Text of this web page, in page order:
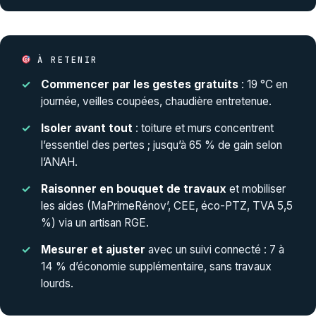
À RETENIR
Commencer par les gestes gratuits : 19 °C en
journée, veilles coupées, chaudière entretenue.
Isoler avant tout : toiture et murs concentrent
l’essentiel des pertes ; jusqu’à 65 % de gain selon
l’ANAH.
Raisonner en bouquet de travaux et mobiliser
les aides (MaPrimeRénov’, CEE, éco-PTZ, TVA 5,5
%) via un artisan RGE.
Mesurer et ajuster avec un suivi connecté : 7 à
14 % d’économie supplémentaire, sans travaux
lourds.